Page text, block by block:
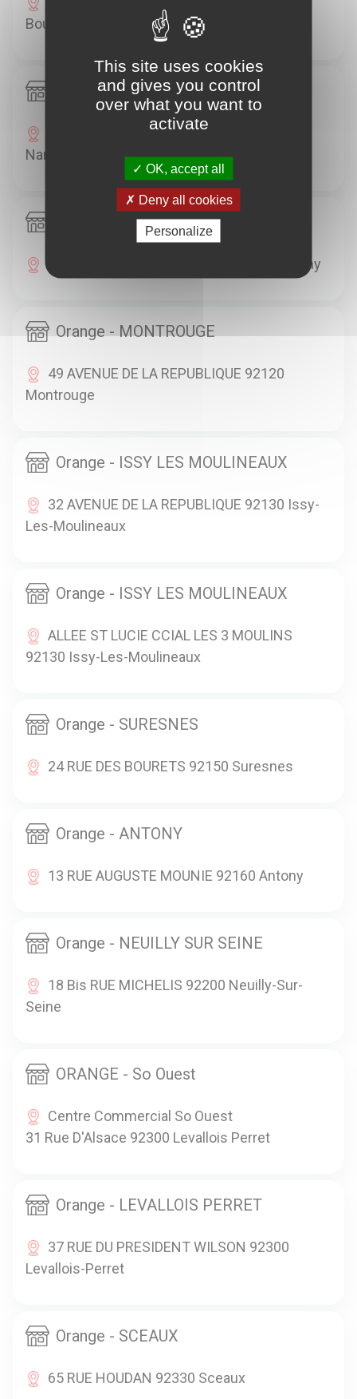
Boulogne-Billancourt
Orange - NANTERRE
54 AVENUE MAURICE THOREZ 92000
Nanterre
Orange - CLICHY
99 BOULEVARD JEAN JAURES 92110 Clichy
Orange - MONTROUGE
49 AVENUE DE LA REPUBLIQUE 92120
Montrouge
Orange - ISSY LES MOULINEAUX
32 AVENUE DE LA REPUBLIQUE 92130 Issy-
Les-Moulineaux
Orange - ISSY LES MOULINEAUX
ALLEE ST LUCIE CCIAL LES 3 MOULINS
92130 Issy-Les-Moulineaux
Orange - SURESNES
24 RUE DES BOURETS 92150 Suresnes
Orange - ANTONY
13 RUE AUGUSTE MOUNIE 92160 Antony
Orange - NEUILLY SUR SEINE
18 Bis RUE MICHELIS 92200 Neuilly-Sur-
Seine
ORANGE - So Ouest
Centre Commercial So Ouest
31 Rue D'Alsace 92300 Levallois Perret
Orange - LEVALLOIS PERRET
37 RUE DU PRESIDENT WILSON 92300
Levallois-Perret
Orange - SCEAUX
65 RUE HOUDAN 92330 Sceaux
This site uses cookies
and gives you control
over what you want to
activate
OK, accept all
Deny all cookies
Personalize